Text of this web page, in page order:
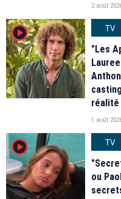
2 août
player2
TV
"Les
réalité
1 août
player2
TV
ou